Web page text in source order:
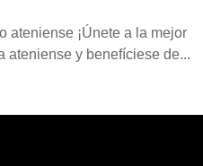
ateniense ¡Únete a la mejor
ateniense y benefíciese de...